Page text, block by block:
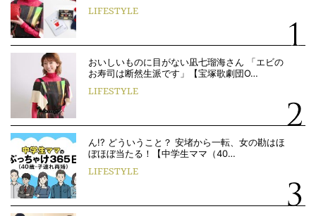
LIFESTYLE
おいしいものに目がない凪七瑠海さん 「エビの
お寿司は断然生派です」【宝塚歌劇団O…
LIFESTYLE
ん!? どういうこと？ 安堵から一転、女の勘はほ
ぼほぼ当たる！【中学生ママ（40…
LIFESTYLE